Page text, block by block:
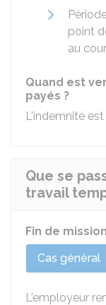
point
au
Quand est
payés ?
L'indemnité
Que se
travail
Fin de mission
Cas général
L'employeur